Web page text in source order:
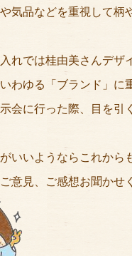
気品などを重視して柄
れでは桂由美さんデザ
わゆる「ブランド」に
会に行った際、目を引
いいようならこれから
意見、ご感想お聞かせ